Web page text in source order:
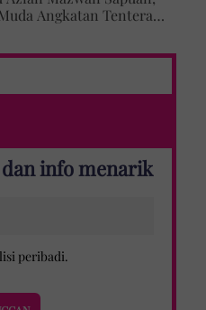
Angkatan Tentera
info menarik
peribadi.